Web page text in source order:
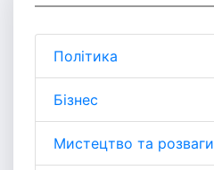
Політика
Бізнес
Мистецтво та розваги